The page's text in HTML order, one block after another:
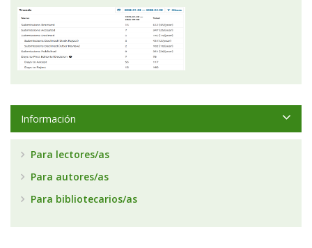
Información
Para lectores/as
Para autores/as
Para bibliotecarios/as